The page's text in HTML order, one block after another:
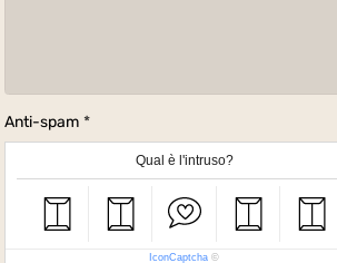
Anti-spam
Qual è l'intruso?
IconCaptcha ©